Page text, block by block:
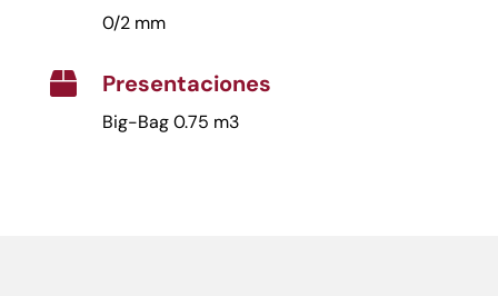
0/2 mm
 Presentaciones
Big-Bag 0.75 m3